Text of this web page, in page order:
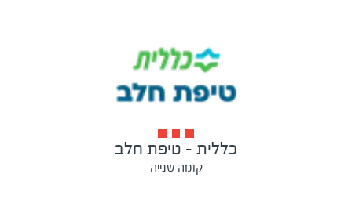
כללית - טיפת חלב
קומה שנייה